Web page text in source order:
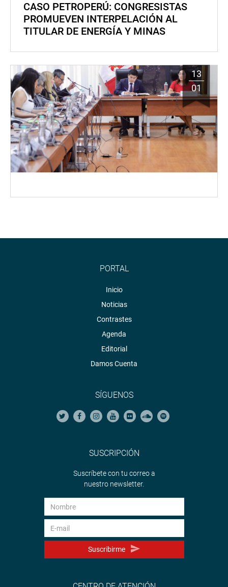
CASO PETROPERÚ: CONGRESISTAS
PROMUEVEN INTERPELACIÓN AL
TITULAR DE ENERGÍA Y MINAS
13
01
PORTAL
Inicio
Noticias
Contrastes
Agenda
Editorial
Damos Cuenta
SÍGUENOS
SUSCRIPCIÓN
Suscríbete con tu correo a
nuestro newsletter.
Suscribirme